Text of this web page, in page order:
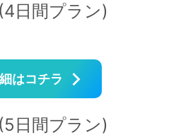
日間プラン)
はコチラ
日間プラン)